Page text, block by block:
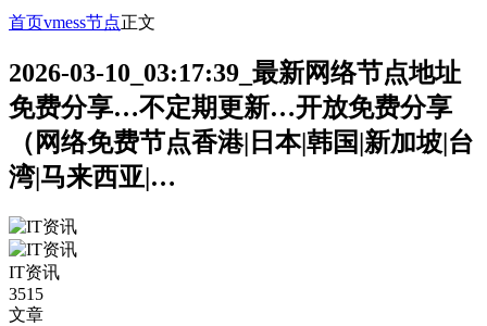
首页vmess节点正文
2026-03-10_03:17:39_最新网络节点地址
免费分享…不定期更新…开放免费分享
（网络免费节点香港|日本|韩国|新加坡|台
湾|马来西亚|…
IT资讯
3515
文章